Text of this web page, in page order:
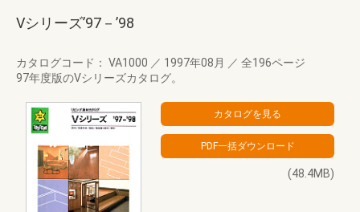
Vシリーズ’97－’98
カタログコード： VA1000 ／ 1997年08月 ／ 全196ページ
97年度版のVシリーズカタログ。
(48.4MB)